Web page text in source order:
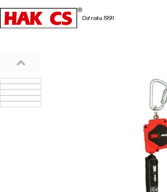
Od roku 1991